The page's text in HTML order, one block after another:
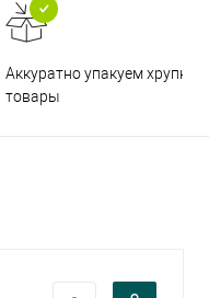
Аккуратно упакуем хрупкие
товары